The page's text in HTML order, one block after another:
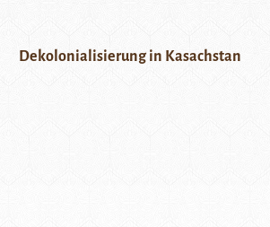
Dekolonialisierung in Kasachstan